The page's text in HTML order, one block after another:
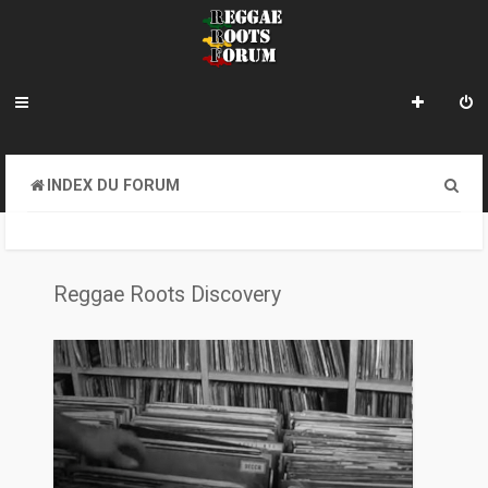
INDEX DU FORUM
Reggae Roots Discovery